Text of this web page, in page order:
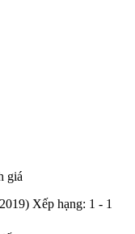
giá
Xếp hạng: 1 - 1